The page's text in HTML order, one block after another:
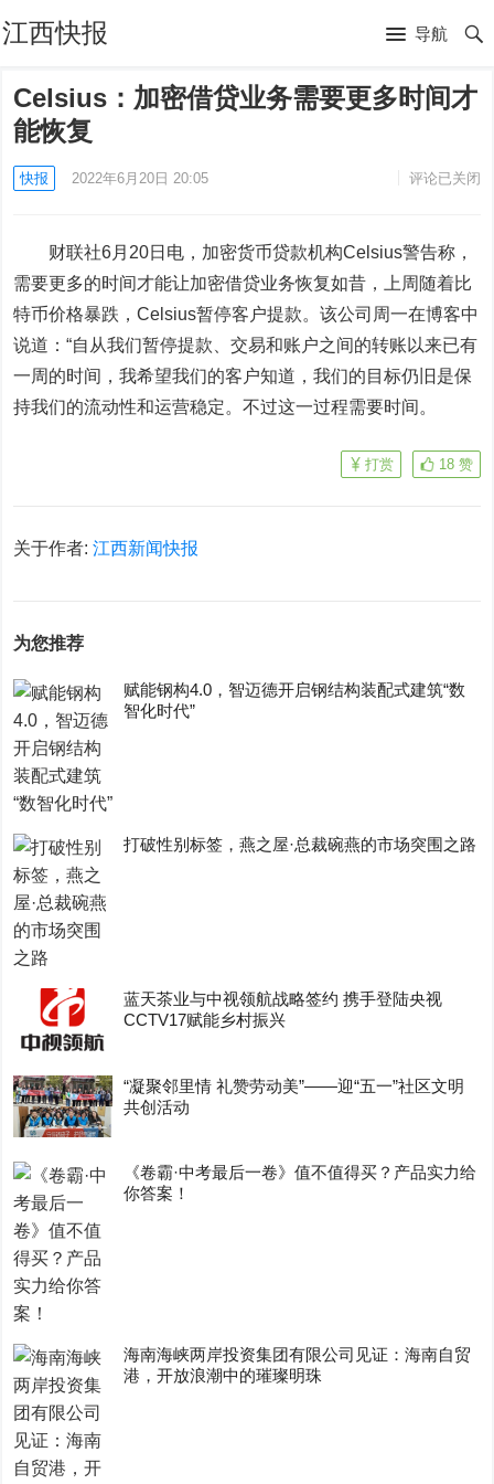
江西快报 导航
Celsius：加密借贷业务需要更多时间才
能恢复
快报 2022年6月20日 20:05 评论已关闭
财联社6月20日电，加密货币贷款机构Celsius警告称，
需要更多的时间才能让加密借贷业务恢复如昔，上周随着比
特币价格暴跌，Celsius暂停客户提款。该公司周一在博客中
说道：“自从我们暂停提款、交易和账户之间的转账以来已有
一周的时间，我希望我们的客户知道，我们的目标仍旧是保
持我们的流动性和运营稳定。不过这一过程需要时间。
18 赞
打赏
关于作者:江西新闻快报
为您推荐
赋能钢构4.0，智迈德开启钢结构装配式建筑“数
智化时代”
打破性别标签，燕之屋·总裁碗燕的市场突围之路
蓝天茶业与中视领航战略签约 携手登陆央视
CCTV17赋能乡村振兴
“凝聚邻里情 礼赞劳动美”——迎“五一”社区文明
共创活动
《卷霸·中考最后一卷》值不值得买？产品实力给
你答案！
海南海峡两岸投资集团有限公司见证：海南自贸
港，开放浪潮中的璀璨明珠